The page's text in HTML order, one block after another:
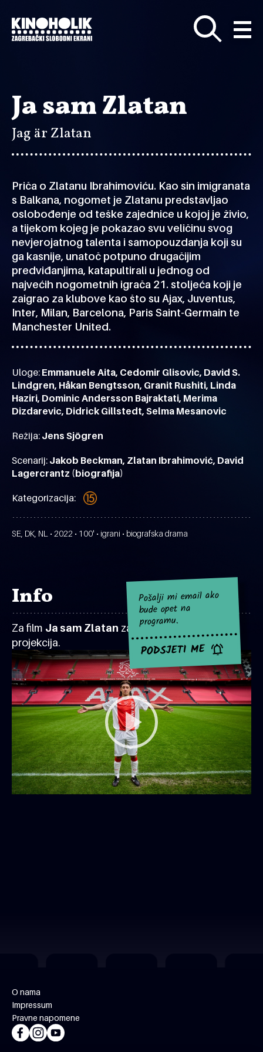
glavni
sadržaj
Ja sam Zlatan
Jag är Zlatan
Priča o Zlatanu Ibrahimoviću. Kao sin imigranata
s Balkana, nogomet je Zlatanu predstavljao
oslobođenje od teške zajednice u kojoj je živio,
a tijekom kojeg je pokazao svu veličinu svog
nevjerojatnog talenta i samopouzdanja koji su
ga kasnije, unatoč potpuno drugačijim
predviđanjima, katapultirali u jednog od
najvećih nogometnih igrača 21. stoljeća koji je
zaigrao za klubove kao što su Ajax, Juventus,
Inter, Milan, Barcelona, Paris Saint-Germain te
Manchester United.
Uloge: Emmanuele Aita, Cedomir Glisovic, David S.
Lindgren, Håkan Bengtsson, Granit Rushiti, Linda
Haziri, Dominic Andersson Bajraktati, Merima
Dizdarevic, Didrick Gillstedt, Selma Mesanovic
Režija: Jens Sjögren
Scenarij: Jakob Beckman, Zlatan Ibrahimović, David
Lagercrantz (biografija)
Kategorizacija:
SE, DK, NL • 2022 • 100' • igrani • biografska drama
Info
Za film Ja sam Zlatan za sad nema najavljenih
projekcija.
Pošalji mi email ako
bude opet na
programu.
PODSJETI ME
O nama
Impressum
Pravne napomene